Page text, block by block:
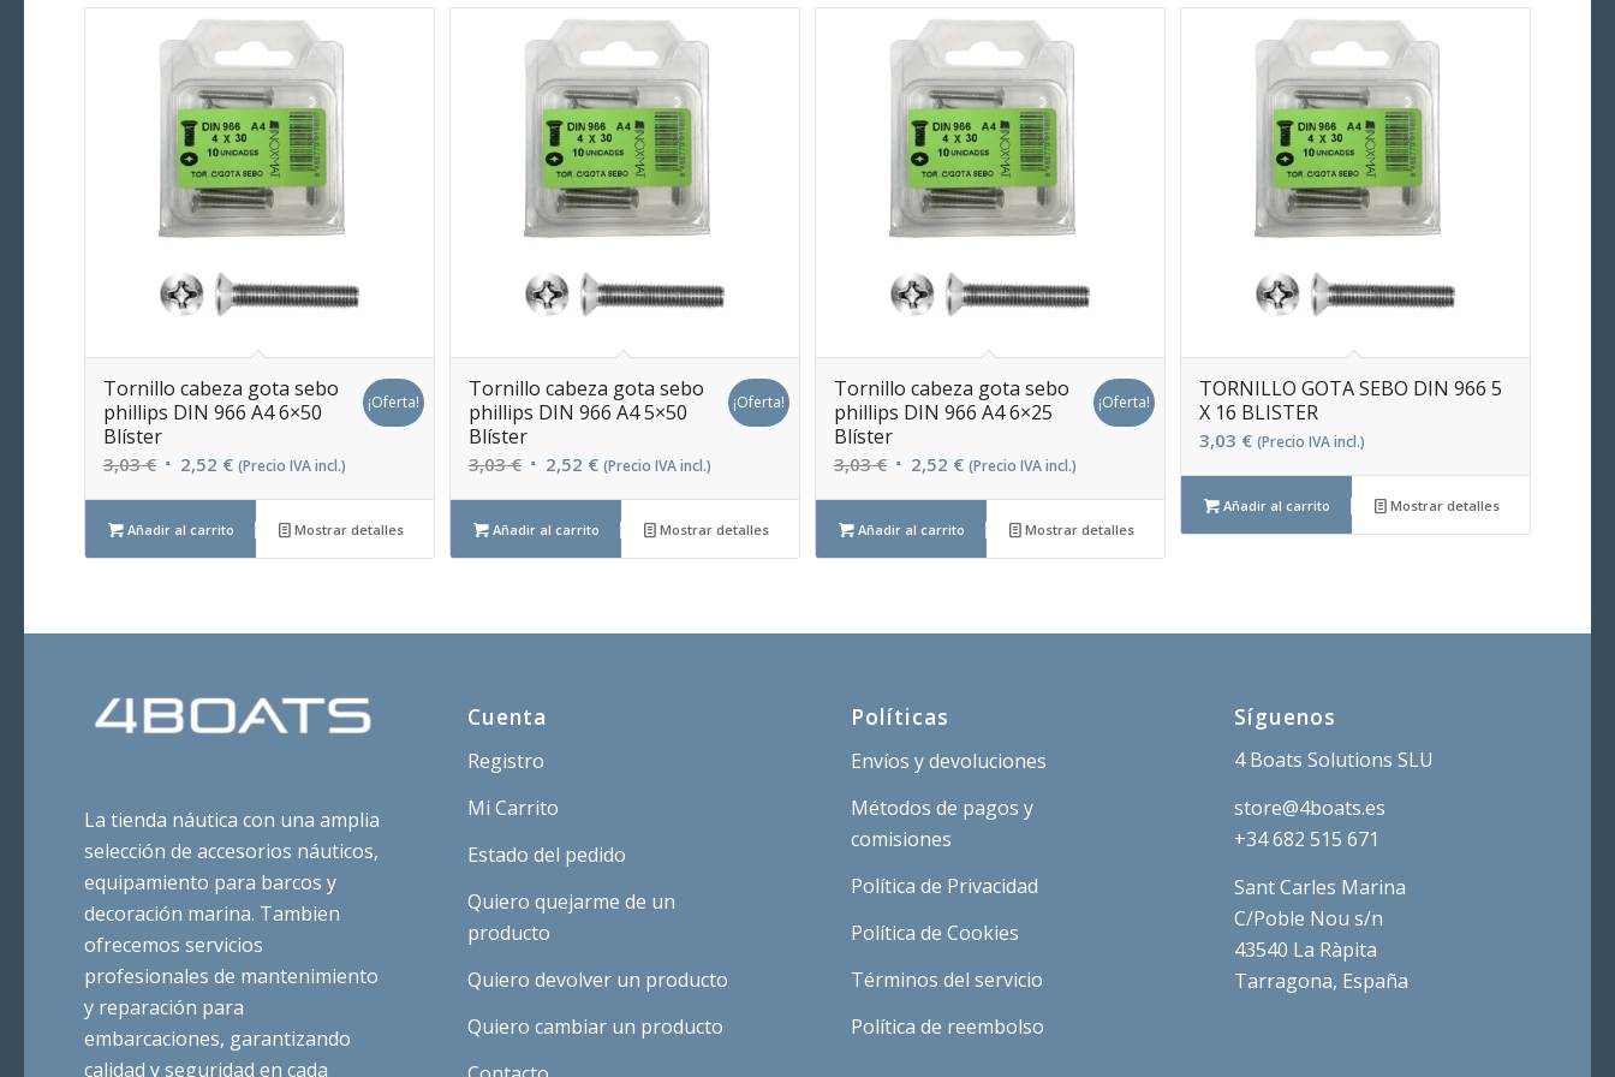
Tornillo cabeza gota sebo
phillips DIN 966 A4 6×50
Blíster
3,03€ El 2,52 €El
actual
(Precio IVA incl.)
¡Oferta!
Añadir al carrito Mostrar detalles
Tornillo cabeza gota sebo
phillips DIN 966 A4 5×50
Blíster
3,03€ El 2,52 €El
actual
(Precio IVA incl.)
¡Oferta!
Añadir al carrito Mostrar detalles
Tornillo cabeza gota sebo
phillips DIN 966 A4 6×25
Blíster
3,03€ El 2,52 €El
actual
(Precio IVA incl.)
¡Oferta!
Añadir al carrito Mostrar detalles
TORNILLO GOTA SEBO DIN 966 5
X 16 BLISTER
3,03 € (Precio IVA incl.)
Añadir al carrito Mostrar detalles
La tienda náutica con una amplia
selección de accesorios náuticos,
equipamiento para barcos y
decoración marina. Tambien
ofrecemos servicios
profesionales de mantenimiento
y reparación para
embarcaciones, garantizando
calidad y seguridad en cada
Cuenta
Registro
Mi Carrito
Estado del pedido
Quiero quejarme de un
producto
Quiero devolver un producto
Quiero cambiar un producto
Políticas
Envíos y devoluciones
Métodos de pagos y
comisiones
Política de Privacidad
Política de Cookies
Términos del servicio
Política de reembolso
Síguenos
4 Boats Solutions SLU
store@4boats.es
+34 682 515 671
Sant Carles Marina
C/Poble Nou s/n
43540 La Ràpita
Tarragona, España